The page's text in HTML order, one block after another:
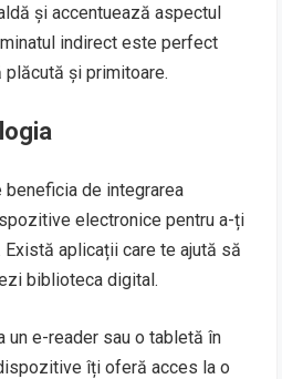
și accentuează aspectul
indirect este perfect
și primitoare.
de integrarea
electronice pentru a-ți
aplicații care te ajută să
biblioteca digital.
un e-reader sau o tabletă în
îți oferă acces la o